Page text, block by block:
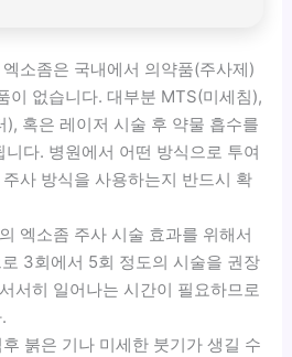
소좀은 국내에서 의약품(주사제)
이 없습니다. 대부분 MTS(미세침),
), 혹은 레이저 시술 후 약물 흡수를
다. 병원에서 어떤 방식으로 투여
사 방식을 사용하는지 반드시 확
엑소좀 주사 시술 효과를 위해서
3회에서 5회 정도의 시술을 권장
서히 일어나는 시간이 필요하므로
붉은 기나 미세한 붓기가 생길 수